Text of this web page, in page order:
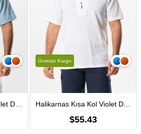
Halikarnas Kısa Kol Violet Düğme Detaylı Erkek Yazlık Tshirt Buz Mavi Bmv Halikarnas Kısa Kol Violet Düğme Detaylı Erkek Yazlık Tshirt Beyaz Byz
$55.43
Ücretsiz Kargo